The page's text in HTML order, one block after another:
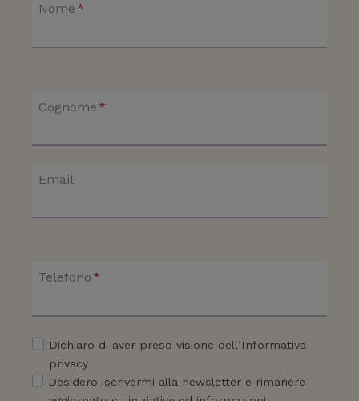
Nome *
Cognome *
Email
Telefono *
Dichiaro di aver preso visione dell’Informativa
privacy
Desidero iscrivermi alla newsletter e rimanere